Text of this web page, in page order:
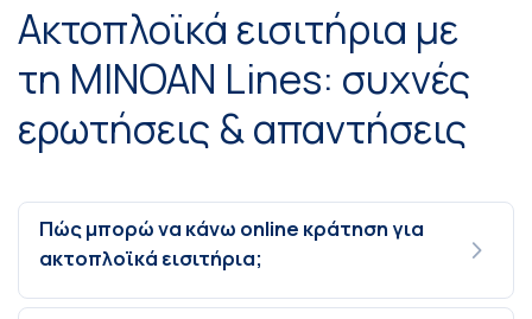
Ακτοπλοϊκά εισιτήρια με
τη MINOAN Lines: συχνές
ερωτήσεις & απαντήσεις
Πώς μπορώ να κάνω online κράτηση για
ακτοπλοϊκά εισιτήρια;